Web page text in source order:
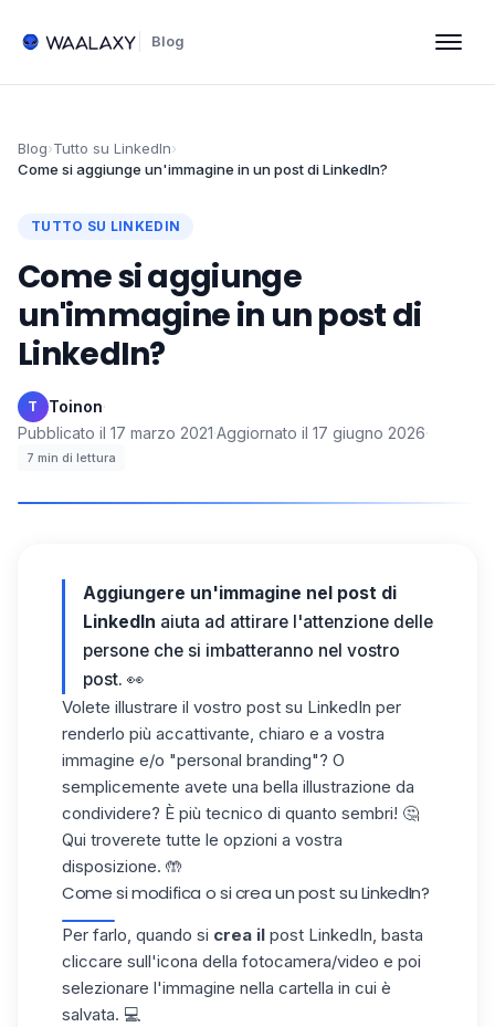
Blog
Blog›Tutto su LinkedIn›
Come si aggiunge un'immagine in un post di LinkedIn?
TUTTO SU LINKEDIN
Come si aggiunge
un'immagine in un post di
LinkedIn?
T Toinon·
Pubblicato il 17 marzo 2021·Aggiornato il 17 giugno 2026·
7 min di lettura
Aggiungere un'immagine nel post di
LinkedIn aiuta ad attirare l'attenzione delle
persone che si imbatteranno nel vostro
post. 👀
Volete illustrare il vostro post su LinkedIn per
renderlo più accattivante, chiaro e a vostra
immagine e/o "personal branding"? O
semplicemente avete una bella illustrazione da
condividere? È più tecnico di quanto sembri! 🤔
Qui troverete tutte le opzioni a vostra
disposizione. 🤲
Come si modifica o si crea un post su LinkedIn?
Per farlo, quando si crea il post LinkedIn, basta
cliccare sull'icona della fotocamera/video e poi
selezionare l'immagine nella cartella in cui è
salvata. 💻